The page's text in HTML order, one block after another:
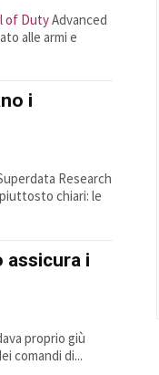
of DutyAdvanced
alle armi e
i
Research
chiari: le
assicura i
proprio giù
comandi di...